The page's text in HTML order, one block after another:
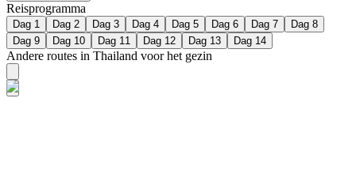
Reisprogramma
Dag 1 Dag 2 Dag 3 Dag 4 Dag 5 Dag 6 Dag 7
Dag 8
Dag 9
Dag 10 Dag 11 Dag 12 Dag 13 Dag 14
Andere routes in Thailand voor het gezin